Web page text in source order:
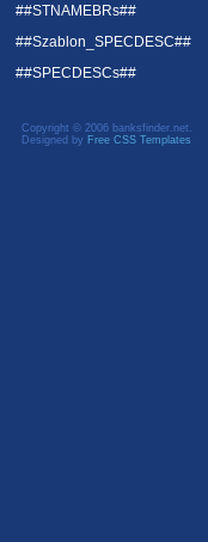
##STNAMEBRs##
##Szablon_SPECDESC##
##SPECDESCs##
Copyright © 2006 banksfinder.net.
Designed by Free CSS Templates